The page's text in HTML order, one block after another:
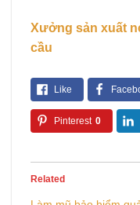
Xưởng sản xuất
cầu
Like
Pinterest 0
Related